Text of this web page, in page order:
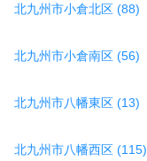
北九州市小倉北区 (88)
北九州市小倉南区 (56)
北九州市八幡東区 (13)
北九州市八幡西区 (115)